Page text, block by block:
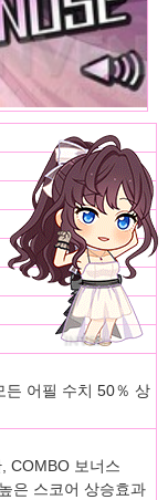
든 어필 수치 50％ 상
COMBO 보너스
은 스코어 상승효과